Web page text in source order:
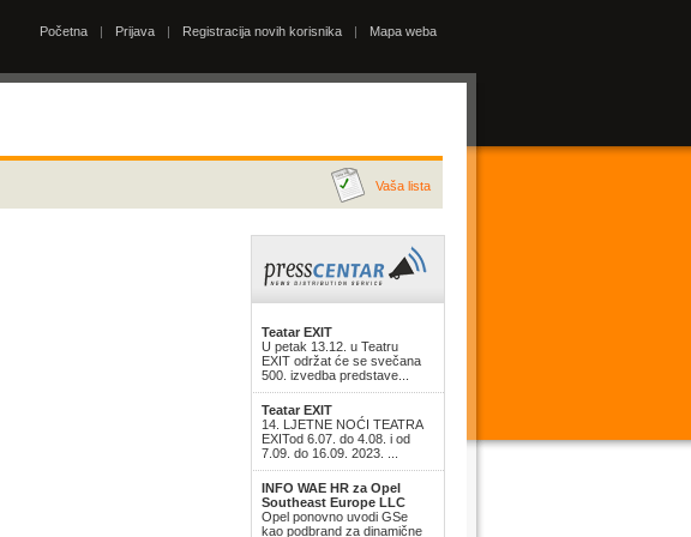
Početna | Prijava | Registracija novih korisnika | Mapa weba
Vaša lista
Teatar EXIT
U petak 13.12. u Teatru
EXIT održat će se svečana
500. izvedba predstave...
Teatar EXIT
14. LJETNE NOĆI TEATRA
EXITod 6.07. do 4.08. i od
7.09. do 16.09. 2023. ...
INFO WAE HR za Opel
Southeast Europe LLC
Opel ponovno uvodi GSe
kao podbrand za dinamične